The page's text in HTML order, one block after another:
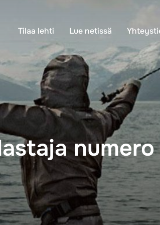
Tilaa lehti Lue netissä